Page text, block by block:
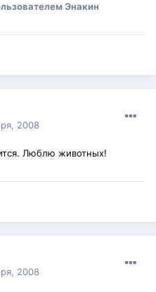
Энакин
2008
Люблю животных!
2008